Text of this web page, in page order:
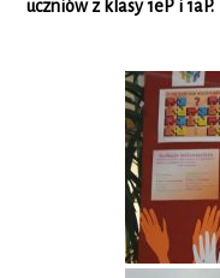
uczniów z klasy 1eP i 1aP.